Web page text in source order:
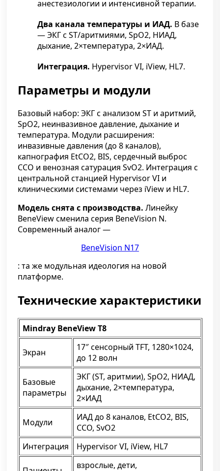
анестезиологии и интенсивной терапии.
Два канала температуры и ИАД. В базе
— ЭКГ с ST/аритмиями, SpO2, НИАД,
дыхание, 2×температура, 2×ИАД.
Интеграция. Hypervisor VI, iView, HL7.
Параметры и модули
Базовый набор: ЭКГ с анализом ST и аритмий,
SpO2, неинвазивное давление, дыхание и
температура. Модули расширения:
инвазивные давления (до 8 каналов),
капнография EtCO2, BIS, сердечный выброс
CCO и венозная сатурация SvO2. Интеграция с
центральной станцией Hypervisor VI и
клиническими системами через iView и HL7.
Модель снята с производства. Линейку
BeneView сменила серия BeneVision N.
Современный аналог —
BeneVision N17
: та же модульная идеология на новой
платформе.
Технические характеристики
Mindray BeneView T8
Экран
17″ сенсорный TFT, 1280×1024,
до 12 волн
Базовые
параметры
ЭКГ (ST, аритмии), SpO2, НИАД,
дыхание, 2×температура,
2×ИАД
Модули
ИАД до 8 каналов, EtCO2, BIS,
CCO, SvO2
Интеграция
Hypervisor VI, iView, HL7
взрослые, дети,